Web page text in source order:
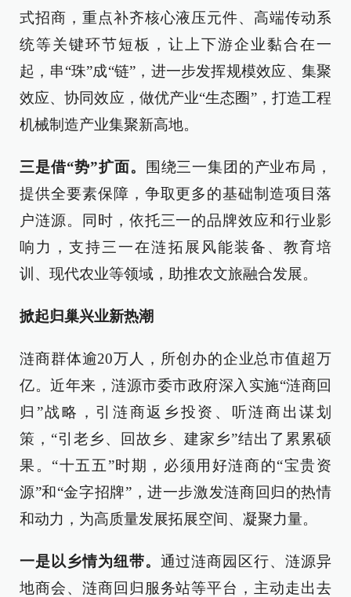
式招商，重点补齐核心液压元件、高端传动系
统等关键环节短板，让上下游企业黏合在一
起，串“珠”成“链”，进一步发挥规模效应、集聚
效应、协同效应，做优产业“生态圈”，打造工程
机械制造产业集聚新高地。
三是借“势”扩面。
围绕三一集团的产业布局，
提供全要素保障，争取更多的基础制造项目落
户涟源。同时，依托三一的品牌效应和行业影
响力，支持三一在涟拓展风能装备、教育培
训、现代农业等领域，助推农文旅融合发展。
掀起归巢兴业新热潮
涟商群体逾20万人，所创办的企业总市值超万
亿。近年来，涟源市委市政府深入实施“涟商回
归”战略，引涟商返乡投资、听涟商出谋划
策，“引老乡、回故乡、建家乡”结出了累累硕
果。“十五五”时期，必须用好涟商的“宝贵资
源”和“金字招牌”，进一步激发涟商回归的热情
和动力，为高质量发展拓展空间、凝聚力量。
一是以乡情为纽带。 通过涟商园区行、涟源异
地商会、涟商回归服务站等平台，主动走出去